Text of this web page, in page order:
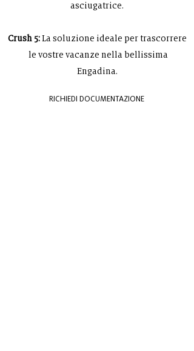
asciugatrice.
Crush 5:La soluzione ideale per trascorrere
le vostre vacanze nella bellissima
Engadina.
RICHIEDI DOCUMENTAZIONE